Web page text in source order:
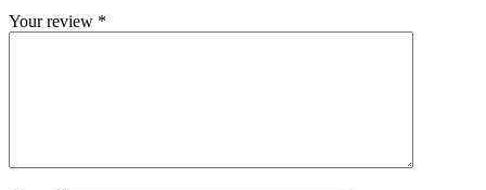
Your review *